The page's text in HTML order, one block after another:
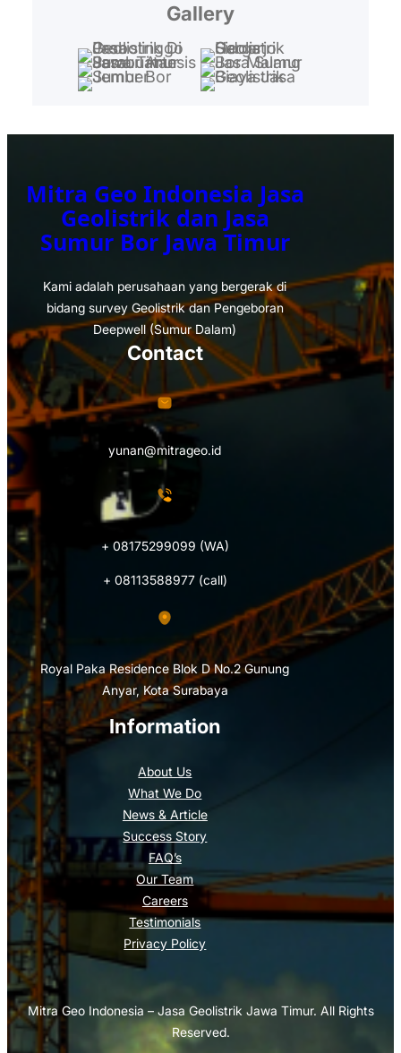
Gallery
Mitra Geo Indonesia Jasa
Geolistrik dan Jasa
Sumur Bor Jawa Timur
Kami adalah perusahaan yang bergerak di
bidang survey Geolistrik dan Pengeboran
Deepwell (Sumur Dalam)
Information
About Us
What We Do
News & Article
Success Story
FAQ’s
Our Team
Careers
Testimonials
Privacy Policy
Contact
yunan@mitrageo.id
+ 08175299099 (WA)
+ 08113588977 (call)
Royal Paka Residence Blok D No.2 Gunung
Anyar, Kota Surabaya
Mitra Geo Indonesia – Jasa Geolistrik Jawa Timur. All Rights
Reserved.